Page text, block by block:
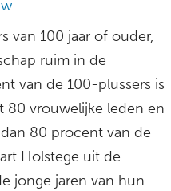
van 100 jaar of ouder,
ruim in de
van de 100-plussers is
vrouwelijke leden en
80 procent van de
Holstege uit de
jonge jaren van hun